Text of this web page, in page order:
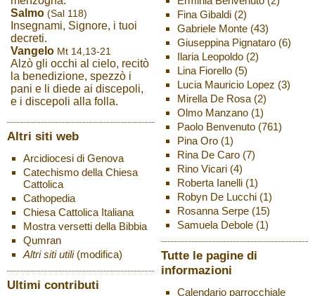
Salmo (Sal 118)
Insegnami, Signore, i tuoi
decreti.
Vangelo Mt 14,13-21
Alzò gli occhi al cielo, recitò
la benedizione, spezzò i
pani e li diede ai discepoli,
e i discepoli alla folla.
Altri siti web
Arcidiocesi di Genova
Catechismo della Chiesa
Cattolica
Cathopedia
Chiesa Cattolica Italiana
Mostra versetti della Bibbia
Qumran
Altri siti utili (modifica)
Ultimi contributi
Fina Gibaldi(2)
Gabriele Monte(43)
Giuseppina Pignataro(6)
Ilaria Leopoldo(2)
Lina Fiorello(5)
Lucia Mauricio Lopez (3)
Mirella De Rosa(2)
Olmo Manzano(1)
Paolo Benvenuto(761)
Pina Oro(1)
Rina De Caro(7)
Rino Vicari(4)
Roberta Ianelli(1)
Robyn De Lucchi(1)
Rosanna Serpe(15)
Samuela Debole(1)
Tutte le pagine di
informazioni
Calendario parrocchiale